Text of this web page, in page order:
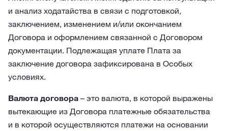
и анализ ходатайства в связи с подготовкой,
заключением, изменением и/или окончанием
Договора и оформлением связанной с Договором
документации. Подлежащая уплате Плата за
заключение договора зафиксирована в Особых
условиях.
Валюта договора – это валюта, в которой выражены
вытекающие из Договора платежные обязательства
и в которой осуществляются платежи на основании